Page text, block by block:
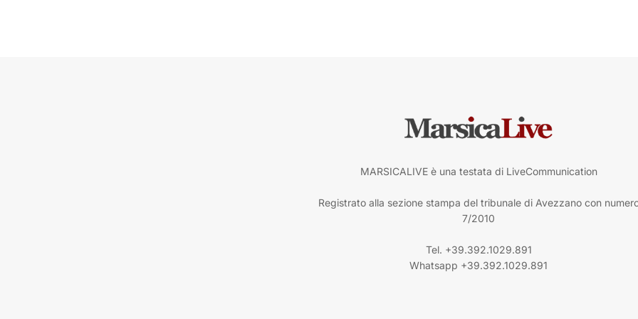
MARSICALIVE è una testata di LiveCommunication
Registrato alla sezione stampa del tribunale di Avezzano con
7/2010
Tel. +39.392.1029.891
Whatsapp +39.392.1029.891